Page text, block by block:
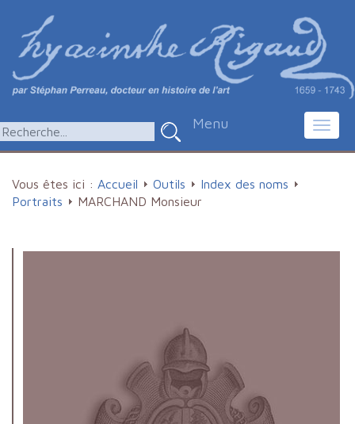
Menu
Vous êtes ici : Accueil Outils
Index des noms
Portraits
MARCHAND Monsieur